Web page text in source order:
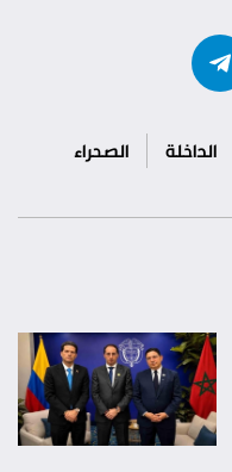
الداخلة الصحراء